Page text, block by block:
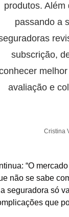
produtos.
passando a
subscrição,
avaliação e
Cristina
“O
não se sabe
seguradora só
que